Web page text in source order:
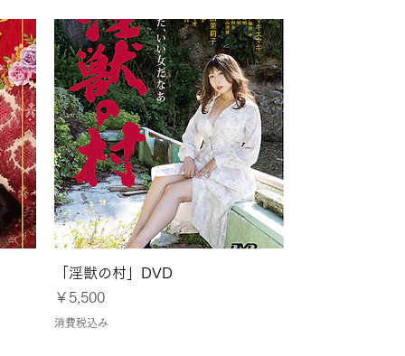
クイックビュー
「淫獣の村」DVD
価格
￥5,500
消費税込み